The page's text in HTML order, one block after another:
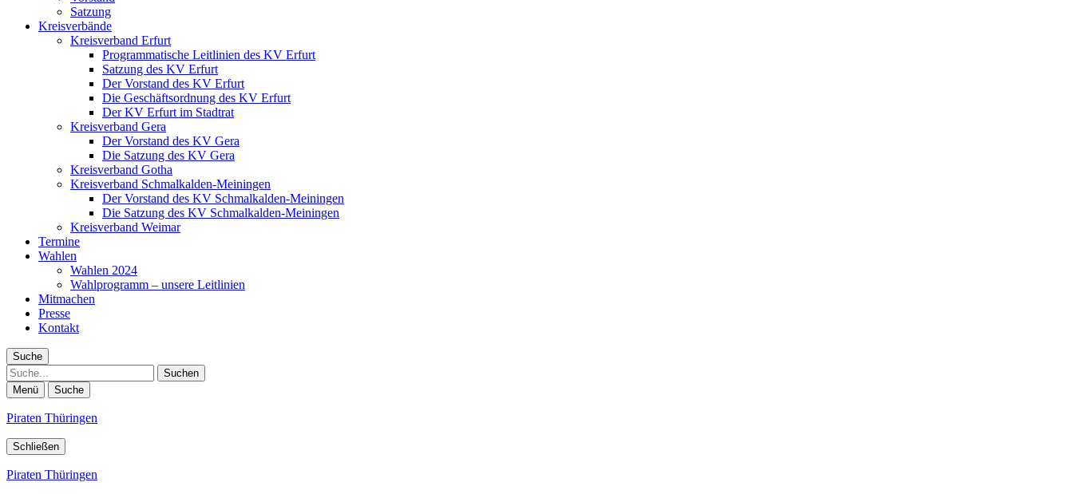
Satzung
Kreisverbände
Kreisverband Erfurt
Programmatische Leitlinien des KV Erfurt
Satzung des KV Erfurt
Der Vorstand des KV Erfurt
Die Geschäftsordnung des KV Erfurt
Der KV Erfurt im Stadtrat
Kreisverband Gera
Der Vorstand des KV Gera
Die Satzung des KV Gera
Kreisverband Gotha
Kreisverband Schmalkalden-Meiningen
Der Vorstand des KV Schmalkalden-Meiningen
Die Satzung des KV Schmalkalden-Meiningen
Kreisverband Weimar
Termine
Wahlen
Wahlen 2024
Wahlprogramm – unsere Leitlinien
Mitmachen
Presse
Kontakt
Suche
Suche
Menü Suche
Piraten Thüringen
Schließen
Piraten Thüringen